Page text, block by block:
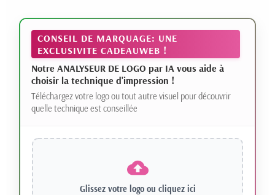
CONSEIL DE MARQUAGE: UNE
EXCLUSIVITE CADEAUWEB !
Notre ANALYSEUR DE LOGO par IA vous aide à
choisir la technique d'impression !
Téléchargez votre logo ou tout autre visuel pour découvrir
quelle technique est conseillée
Glissez votre logo ou cliquez ici